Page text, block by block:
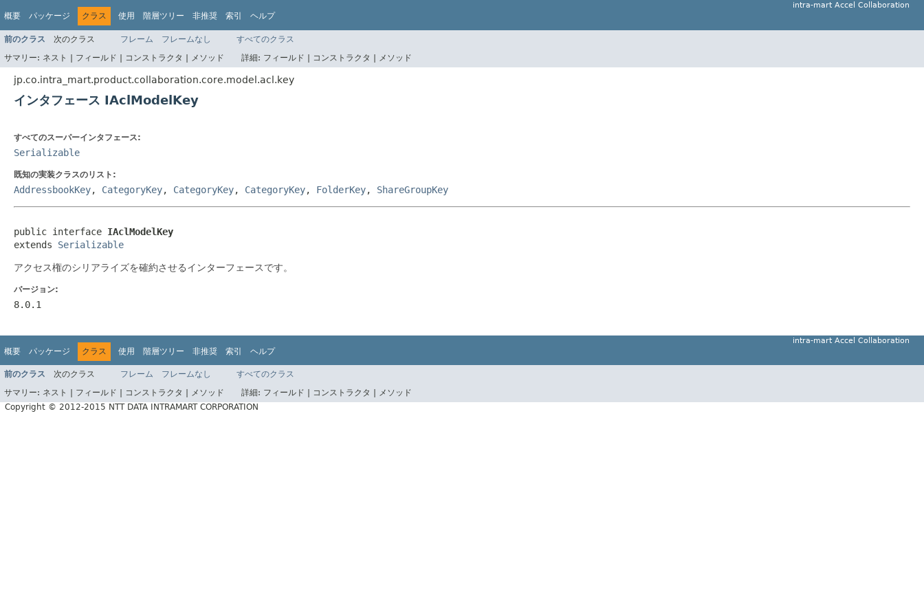
概要 パッケージ クラス 使用 階層ツリー 非推奨 索引 ヘルプ
intra-mart Accel Collaboration
前のクラス 次のクラス フレーム フレームなし
すべてのクラス
サマリー: ネスト | フィールド | コンストラクタ | メソッド 詳細: フィールド | コンストラクタ | メソッド
jp.co.intra_mart.product.collaboration.core.model.acl.key
インタフェース IAclModelKey
すべてのスーパーインタフェース:
Serializable
既知の実装クラスのリスト:
AddressbookKey, CategoryKey, CategoryKey, CategoryKey, FolderKey, ShareGroupKey
public interface IAclModelKey
extends Serializable
アクセス権のシリアライズを確約させるインターフェースです。
バージョン:
8.0.1
概要 パッケージ クラス 使用 階層ツリー 非推奨 索引 ヘルプ
intra-mart Accel Collaboration
前のクラス 次のクラス フレーム フレームなし
すべてのクラス
サマリー: ネスト | フィールド | コンストラクタ | メソッド 詳細: フィールド | コンストラクタ |
メソッド
Copyright © 2012-2015 NTT DATA INTRAMART CORPORATION